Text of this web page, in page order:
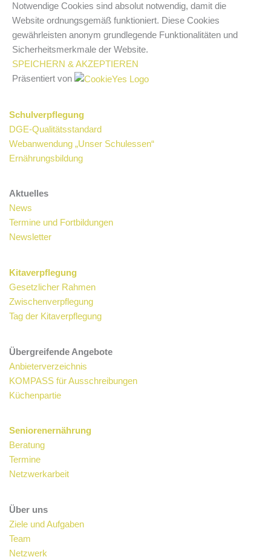
Notwendige Cookies sind absolut notwendig, damit die
Website ordnungsgemäß funktioniert. Diese Cookies
gewährleisten anonym grundlegende Funktionalitäten und
Sicherheitsmerkmale der Website.
SPEICHERN & AKZEPTIEREN
Präsentiert von
Schulverpflegung
DGE-Qualitätsstandard
Webanwendung „Unser Schulessen“
Ernährungsbildung
Aktuelles
News
Termine und Fortbildungen
Newsletter
Kitaverpflegung
Gesetzlicher Rahmen
Zwischenverpflegung
Tag der Kitaverpflegung
Übergreifende Angebote
Anbieterverzeichnis
KOMPASS für Ausschreibungen
Küchenpartie
Seniorenernährung
Beratung
Termine
Netzwerkarbeit
Über uns
Ziele und Aufgaben
Team
Netzwerk